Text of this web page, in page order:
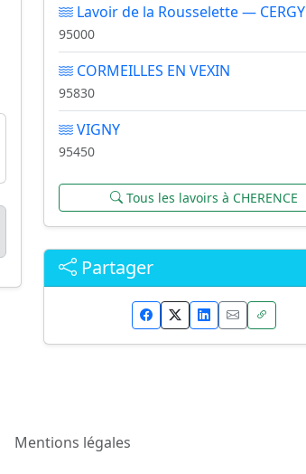
Lavoir de la Rousselette — CERGY
95000
CORMEILLES EN VEXIN
95830
VIGNY
95450
Tous les lavoirs à CHERENCE
Partager
Mentions légales